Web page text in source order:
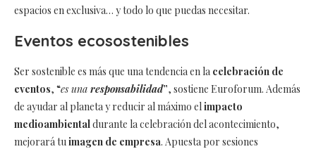
espacios en exclusiva… y todo lo que puedas necesitar.
Eventos ecosostenibles
Ser sostenible es más que una tendencia en la celebración de
eventos, “es una responsabilidad”, sostiene Euroforum. Además
de ayudar al planeta y reducir al máximo elimpacto
medioambientaldurante la celebración del acontecimiento,
mejorará tuimagen de empresa. Apuesta por sesiones